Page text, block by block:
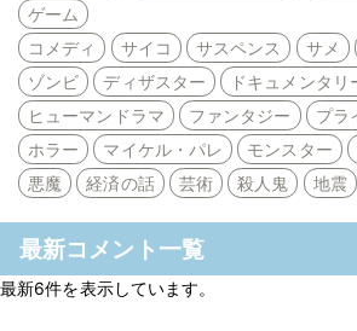
ゲーム
コメディ
サイコ サスペンス サメ
ゾンビ
ディザスター
ドキュメンタリ
ヒューマンドラマ
ファンタジー プラ
ホラー
マイケル・パレ モンスター
悪魔
経済の話 芸術 殺人鬼 地震
最新コメント一覧
最新6件を表示しています。